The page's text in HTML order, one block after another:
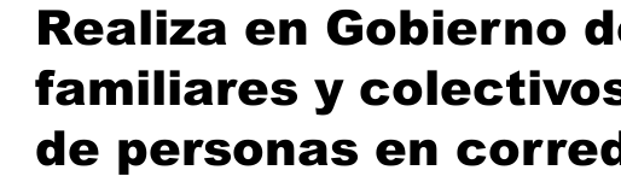
Realiza en Gobierno
familiares y
de personas en